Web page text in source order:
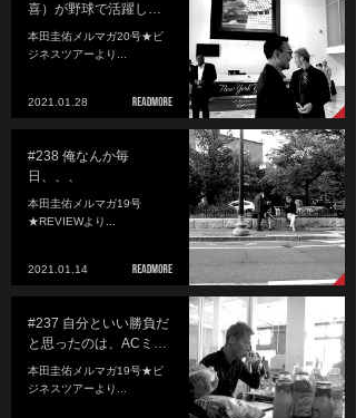
喜）が野球で活躍し…
本田圭佑メルマガ20号★ビ
ジネスツアーより...
2021.01.28
#238 俺なんか毎
日、、、
本田圭佑メルマガ19号
★REVIEWより...
2021.01.14
#237 自分といい勝負だ
と思ったのは、ACミ…
本田圭佑メルマガ19号★ビ
ジネスツアーより...